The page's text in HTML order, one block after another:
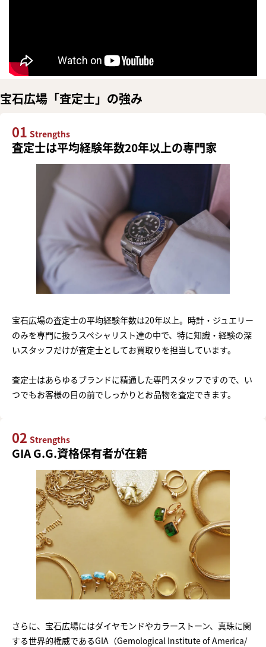
宝石広場「査定士」の強み
01 Strengths
査定士は平均経験年数20年以上の専門家
宝石広場の査定士の平均経験年数は20年以上。時計・ジュエリー
のみを専門に扱うスペシャリスト達の中で、特に知識・経験の深
いスタッフだけが査定士としてお買取りを担当しています。
査定士はあらゆるブランドに精通した専門スタッフですので、い
つでもお客様の目の前でしっかりとお品物を査定できます。
02 Strengths
GIA G.G.資格保有者が在籍
さらに、宝石広場にはダイヤモンドやカラーストーン、真珠に関
する世界的権威であるGIA（Gemological Institute of America/